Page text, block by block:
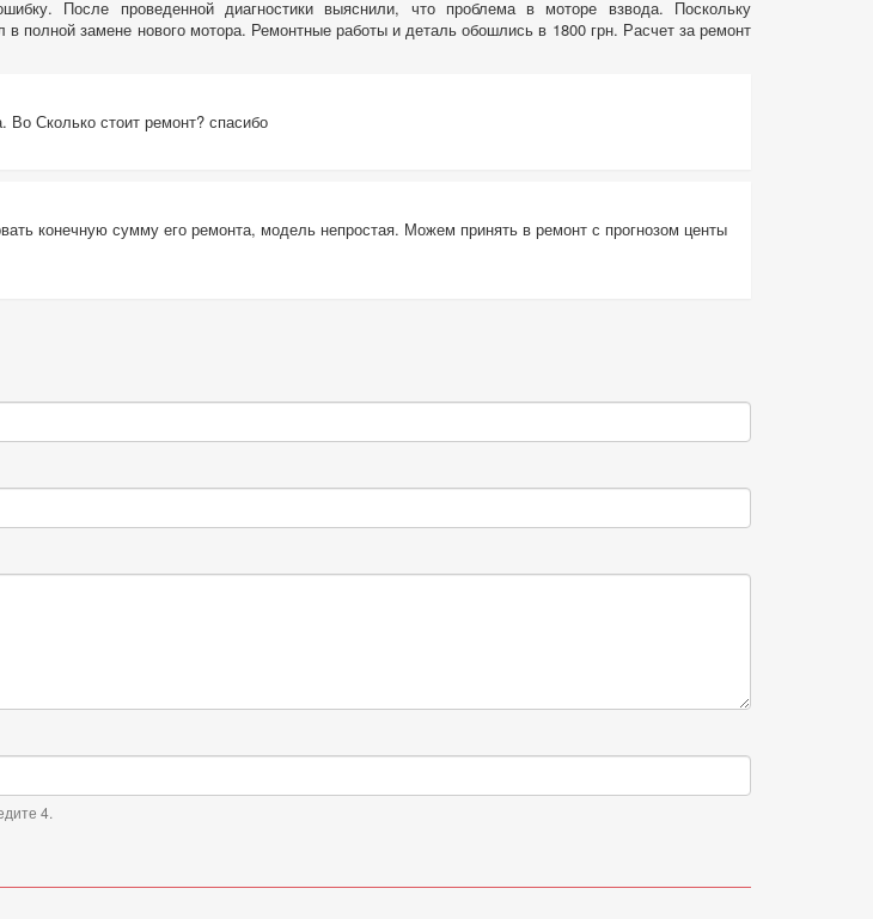
После проведенной диагностики выяснили, что проблема в моторе взвода. Поскольку
в полной замене нового мотора. Ремонтные работы и деталь обошлись в 1800 грн. Расчет за ремонт
Сколько стоит ремонт? спасибо
конечную сумму его ремонта, модель непростая. Можем принять в ремонт с прогнозом центы
4.